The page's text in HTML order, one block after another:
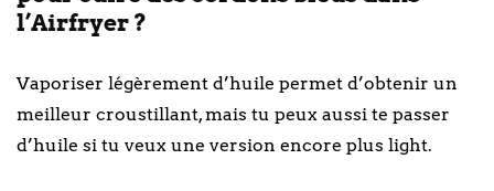
l’Airfryer ?
Vaporiser légèrement d’huile permet d’obtenir un
meilleur croustillant, mais tu peux aussi te passer
d’huile si tu veux une version encore plus light.